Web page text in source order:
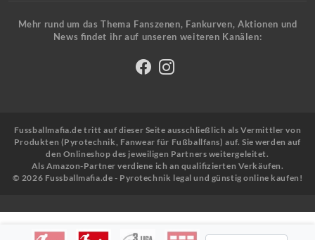
Mehr rund um das Thema Fanszenen, Fankurven, Aktionen und
News findet ihr auf unseren weiteren Kanälen:
Fussballmafia.de tritt auf dieser Seite ausschließlich als Vermittler von
Produkten (Pyrotechnik, Fanwear für Fußballfans) auf. Sie werden auf
den Onlineshop des jeweiligen Partners weitergeleitet.
Als Amazon-Partner verdiene ich an qualifizierten Verkäufen.
© 2026 Fussballmafia.de - Pyrotechnik legal und günstig online kaufen!